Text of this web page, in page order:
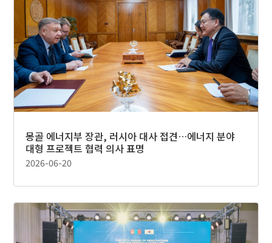
몽골 에너지부 장관, 러시아 대사 접견…에너지 분야
대형 프로젝트 협력 의사 표명
2026-06-20